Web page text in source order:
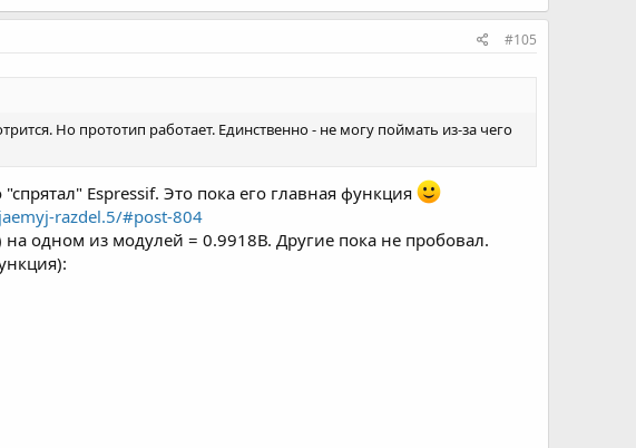
#105
Но прототип работает. Единственно - не могу поймать из-за чего
Espressif. Это пока его главная функция
razdel.5/#post-804
одном из модулей = 0.9918В. Другие пока не пробовал.